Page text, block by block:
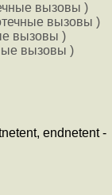
вызовы )
вызовы )
вызовы )
вызовы )
endnetent -